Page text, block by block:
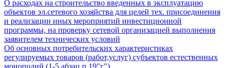
О расходах на строительство введенных в эксплуатацию
объектов эл.сетевого хозяйства для целей тех. присоединения
и реализации иных мероприятий инвестиционной
программы, на проверку сетевой организацией выполнения
заявителем технических условий
Об основных потребительских характеристиках
регулируемых товаров (работ,услуг) субъектов естественных
монополий (1-5 абзац п.19"г")